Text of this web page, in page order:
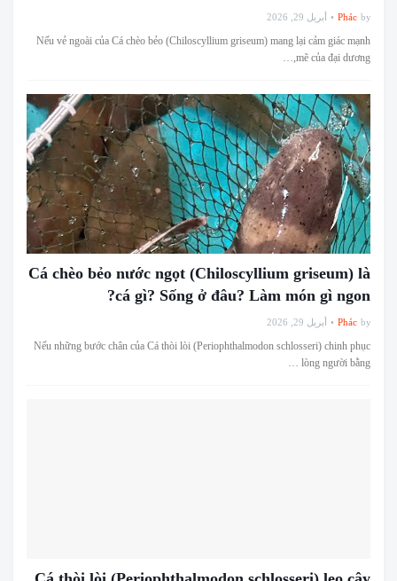
by
Phác أبريل 29, 2026
Nếu vẻ ngoài của Cá chèo bẻo (Chiloscyllium griseum) mang lại cảm giác mạnh
mẽ của đại dương,…
Cá chèo bẻo nước ngọt (Chiloscyllium griseum) là
cá gì? Sống ở đâu? Làm món gì ngon?
by
Phác أبريل 29, 2026
Nếu những bước chân của Cá thòi lòi (Periophthalmodon schlosseri) chinh phục
lòng người bằng …